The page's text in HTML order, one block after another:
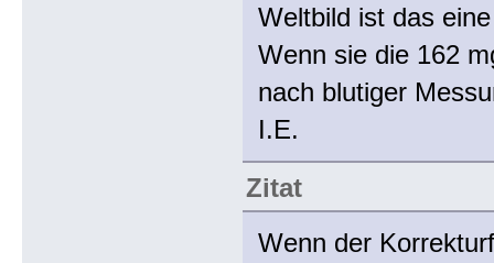
Weltbild ist das
Wenn sie die 162
nach blutiger
I.E.
Zitat
Wenn der